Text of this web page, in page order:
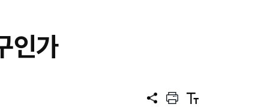
인가
공
프
텍